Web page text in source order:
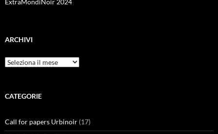
ARCHIVI
Archivi
CATEGORIE
Call for papers Urbinoir (17)